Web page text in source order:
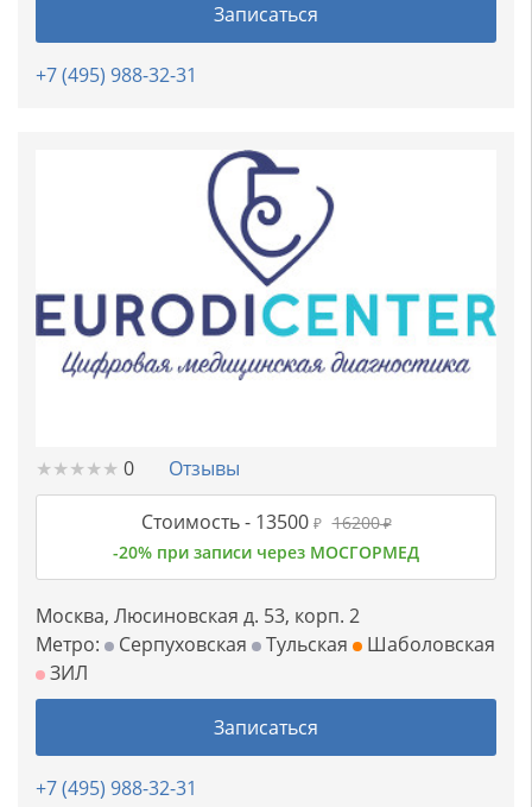
Записаться
+7 (495) 988-32-31
★★★★★
★★★★★ 0 Отзывы
Стоимость -13500 ₽ 16200₽
-20% при записи через МОСГОРМЕД
Москва, Люсиновская д. 53, корп. 2
Метро:
Серпуховская Тульская
Шаболовская
ЗИЛ
Записаться
+7 (495) 988-32-31